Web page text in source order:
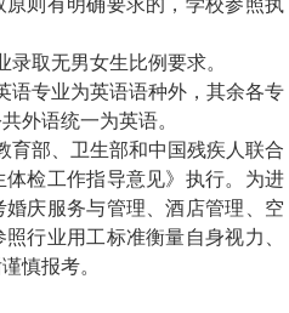
则有明确要求的，学校参照执
取无男女生比例要求。
语专业为英语语种外，其余各专
外语统一为英语。
育部、卫生部和中国残疾人联合
检工作指导意见》执行。为进
庆服务与管理、酒店管理、空
行业用工标准衡量自身视力、
慎报考。